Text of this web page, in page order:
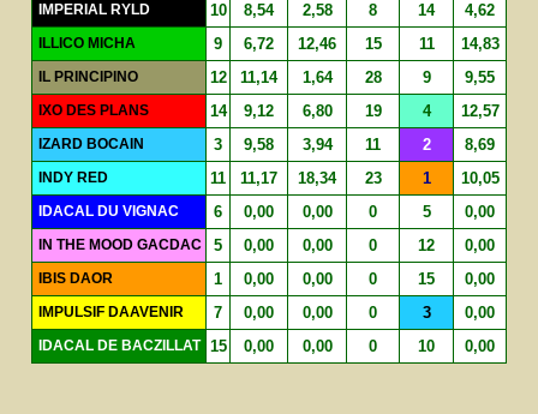
IMPERIAL RYLD 10 8,54 2,58 8 14 4,62
ILLICO MICHA 9 6,72 12,46 15 11 14,83
IL PRINCIPINO 12 11,14 1,64 28 9 9,55
IXO DES PLANS 14 9,12 6,80 19 4 12,57
IZARD BOCAIN 3 9,58 3,94 11 2 8,69
INDY RED 11 11,17 18,34 23 1 10,05
IDACAL DU VIGNAC 6 0,00 0,00 0 5 0,00
IN THE MOOD GACDAC 5 0,00 0,00 0 12 0,00
IBIS DAOR 1 0,00 0,00 0 15 0,00
IMPULSIF DAAVENIR 7 0,00 0,00 0 3 0,00
IDACAL DE BACZILLAT 15 0,00 0,00 0 10 0,00